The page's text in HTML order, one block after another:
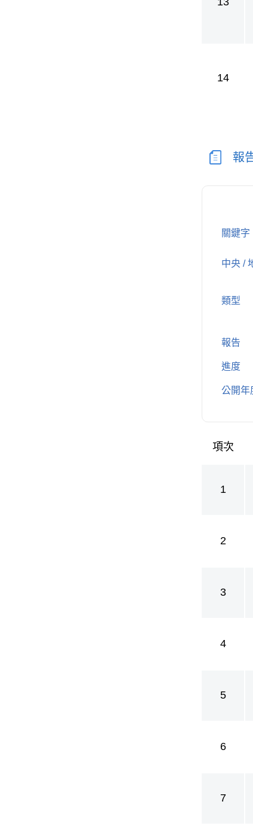
14
報
關鍵字
中央 /
類型
報告
進度
公開年
項次
1
2
3
4
5
6
7